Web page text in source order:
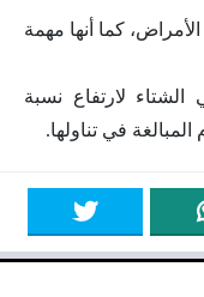
كما أنها مهمة
لارتفاع نسبة
في تناولها.